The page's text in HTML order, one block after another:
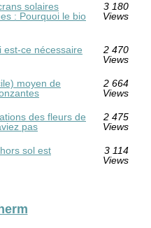
solaires
: Pourquoi le bio
3 180
Views
est-ce nécessaire
2 470
Views
moyen de
2 664
Views
des fleurs de
pas
2 475
Views
sol est
3 114
Views